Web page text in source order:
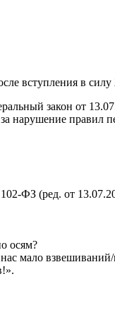
вступления в
закон от
нарушение правил
ФЗ (ред. от
осям?
мало